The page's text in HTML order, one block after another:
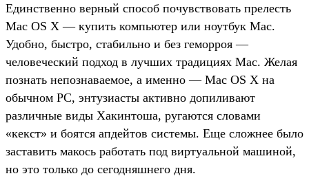
Единственно верный способ почувствовать прелесть
Mac OS X — купить компьютер или ноутбук Mac.
Удобно, быстро, стабильно и без геморроя —
человеческий подход в лучших традициях Mac. Желая
познать непознаваемое, а именно — Mac OS X на
обычном PC, энтузиасты активно допиливают
различные виды Хакинтоша, ругаются словами
«кекст» и боятся апдейтов системы. Еще сложнее было
заставить макось работать под виртуальной машиной,
но это только до сегодняшнего дня.